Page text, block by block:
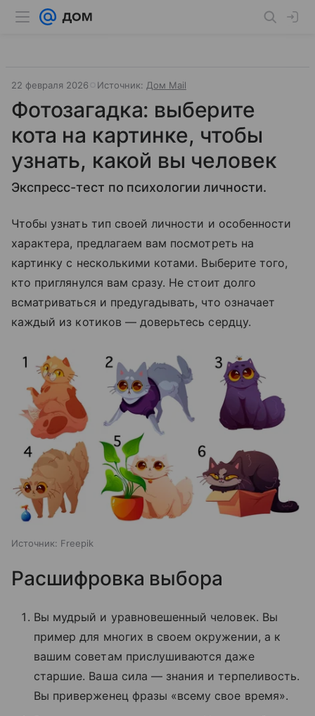
22 февраля 2026 Источник: Дом Mail
Фотозагадка: выберите
кота на картинке, чтобы
узнать, какой вы человек
Экспресс-тест по психологии личности.
Чтобы узнать тип своей личности и особенности
характера, предлагаем вам посмотреть на
картинку с несколькими котами. Выберите того,
кто приглянулся вам сразу. Не стоит долго
всматриваться и предугадывать, что означает
каждый из котиков — доверьтесь сердцу.
Источник: Freepik
Расшифровка выбора
Вы мудрый и уравновешенный человек. Вы
пример для многих в своем окружении, а к
вашим советам прислушиваются даже
старшие. Ваша сила — знания и терпеливость.
Вы приверженец фразы «всему свое время».